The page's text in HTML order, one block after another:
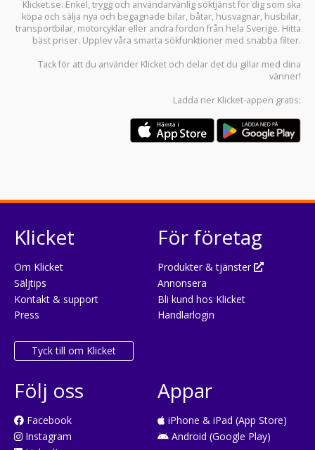
Klicket.se: Enkel, trygg och användarvänlig söktjänst för dig som ska
köpa och sälja nya och begagnade bilar, båtar, husvagnar, husbilar,
transportbilar, motorcyklar eller andra fordon från hela Sverige. Hitta
bäst priser. Upplev våra smarta sökfunktioner med snabba filter.
Tack för att du använder Klicket och delar det du gillar med dina
vänner!
Ladda ner Klicket-appen gratis:
Klicket
Om Klicket
Säljtips
Kontakt & support
Press
Tyck till om Klicket
För företag
Produkter & tjänster
Annonsera
Bli kund hos Klicket
Handlarlogin
Följ oss
Facebook
Instagram
Appar
iPhone & iPad (App Store)
Android (Google Play)